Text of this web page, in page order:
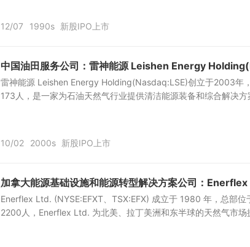
12/07 1990s 新股IPO上市
中国油田服务公司：雷神能源 Leishen Energy
雷神能源 Leishen Energy Holding(Nasdaq:LSE)创立于2003年
173人，是一家为石油天然气行业提供清洁能源装备和综合解决
10/02 2000s 新股IPO上市
加拿大能源基础设施和能源转型解决方案公司：
Enerflex Ltd. (NYSE:EFXT、TSX:EFX) 成立于 1980 年，总部位
2200人，Enerflex Ltd. 为北美、拉丁美洲和东半球的天然气市场